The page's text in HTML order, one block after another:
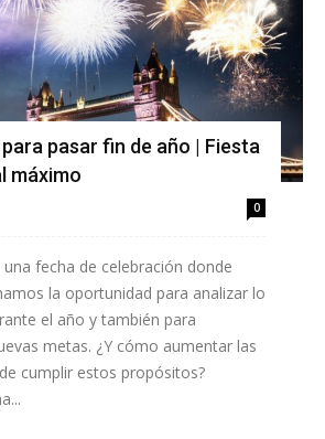
pasar fin de año | Fiesta
máximo
0
fecha de celebración donde
la oportunidad para analizar lo
el año y también para
metas. ¿Y cómo aumentar las
cumplir estos propósitos?